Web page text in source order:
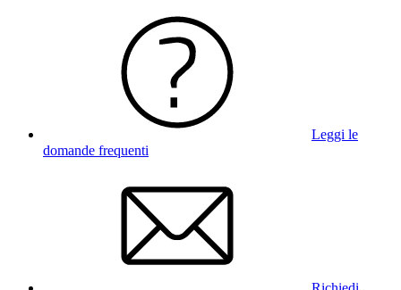
Leggi le
domande frequenti